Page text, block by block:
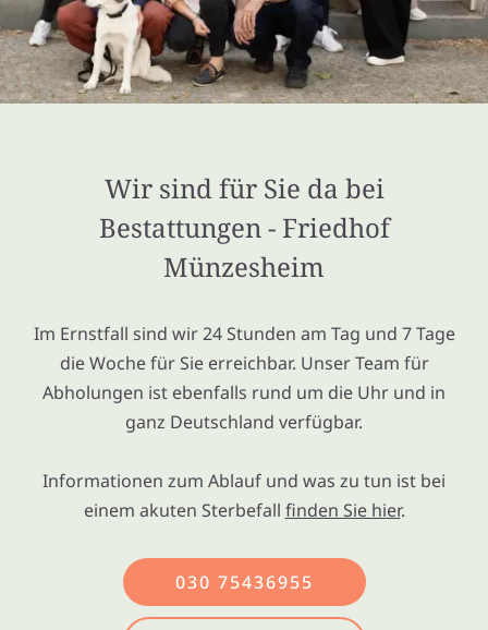
Wir sind für Sie da bei
Bestattungen - Friedhof
Münzesheim
Im Ernstfall sind wir 24 Stunden am Tag und 7 Tage
die Woche für Sie erreichbar. Unser Team für
Abholungen ist ebenfalls rund um die Uhr und in
ganz Deutschland verfügbar.
Informationen zum Ablauf und was zu tun ist bei
einem akuten Sterbefall finden Sie hier.
030 75436955